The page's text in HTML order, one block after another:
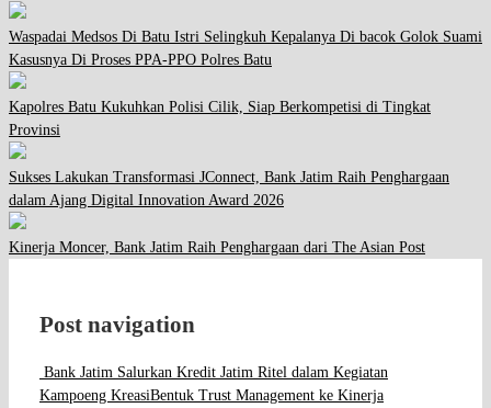
Waspadai Medsos Di Batu Istri Selingkuh Kepalanya Di bacok Golok Suami
Kasusnya Di Proses PPA-PPO Polres Batu
Kapolres Batu Kukuhkan Polisi Cilik, Siap Berkompetisi di Tingkat
Provinsi
Sukses Lakukan Transformasi JConnect, Bank Jatim Raih Penghargaan
dalam Ajang Digital Innovation Award 2026
Kinerja Moncer, Bank Jatim Raih Penghargaan dari The Asian Post
Post navigation
Bank Jatim Salurkan Kredit Jatim Ritel dalam Kegiatan
Kampoeng KreasiBentuk Trust Management ke Kinerja